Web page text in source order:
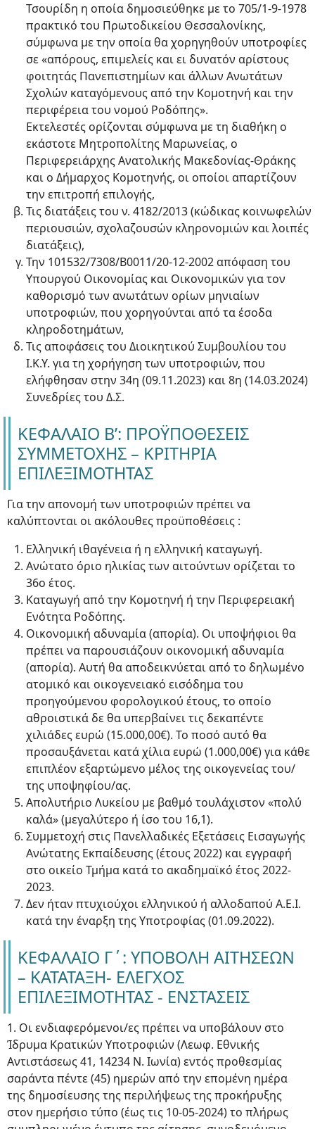
Τσουρίδη η οποία δημοσιεύθηκε με το 705/1-9-1978
πρακτικό του Πρωτοδικείου Θεσσαλονίκης,
σύμφωνα με την οποία θα χορηγηθούν υποτροφίες
σε «απόρους, επιμελείς και ει δυνατόν αρίστους
φοιτητάς Πανεπιστημίων και άλλων Ανωτάτων
Σχολών καταγόμενους από την Κομοτηνή και την
περιφέρεια του νομού Ροδόπης».
Εκτελεστές ορίζονται σύμφωνα με τη διαθήκη ο
εκάστοτε Μητροπολίτης Μαρωνείας, ο
Περιφερειάρχης Ανατολικής Μακεδονίας-Θράκης
και ο Δήμαρχος Κομοτηνής, οι οποίοι απαρτίζουν
την επιτροπή επιλογής,
Τις διατάξεις του ν. 4182/2013 (κώδικας κοινωφελών
περιουσιών, σχολαζουσών κληρονομιών και λοιπές
διατάξεις),
Την 101532/7308/Β0011/20-12-2002 απόφαση του
Υπουργού Οικονομίας και Οικονομικών για τον
καθορισμό των ανωτάτων ορίων μηνιαίων
υποτροφιών, που χορηγούνται από τα έσοδα
κληροδοτημάτων,
Τις αποφάσεις του Διοικητικού Συμβουλίου του
Ι.Κ.Υ. για τη χορήγηση των υποτροφιών, που
ελήφθησαν στην 34η (09.11.2023) και 8η (14.03.2024)
Συνεδρίες του Δ.Σ.
ΚΕΦΑΛΑΙΟ Β’: ΠΡΟΫΠΟΘΕΣΕΙΣ
ΣΥΜΜΕΤΟΧΗΣ – ΚΡΙΤΗΡΙΑ
ΕΠΙΛΕΞΙΜΟΤΗΤΑΣ
Για την απονομή των υποτροφιών πρέπει να
καλύπτονται οι ακόλουθες προϋποθέσεις :
Ελληνική ιθαγένεια ή η ελληνική καταγωγή.
Ανώτατο όριο ηλικίας των αιτούντων ορίζεται το
36ο έτος.
Καταγωγή από την Κομοτηνή ή την Περιφερειακή
Ενότητα Ροδόπης.
Οικονομική αδυναμία (απορία). Οι υποψήφιοι θα
πρέπει να παρουσιάζουν οικονομική αδυναμία
(απορία). Αυτή θα αποδεικνύεται από το δηλωμένο
ατομικό και οικογενειακό εισόδημα του
προηγούμενου φορολογικού έτους, το οποίο
αθροιστικά δε θα υπερβαίνει τις δεκαπέντε
χιλιάδες ευρώ (15.000,00€). Το ποσό αυτό θα
προσαυξάνεται κατά χίλια ευρώ (1.000,00€) για κάθε
επιπλέον εξαρτώμενο μέλος της οικογενείας του/
της υποψηφίου/ας.
Απολυτήριο Λυκείου με βαθμό τουλάχιστον «πολύ
καλά» (μεγαλύτερο ή ίσο του 16,1).
Συμμετοχή στις Πανελλαδικές Εξετάσεις Εισαγωγής
Ανώτατης Εκπαίδευσης (έτους 2022) και εγγραφή
στο οικείο Τμήμα κατά το ακαδημαϊκό έτος 2022-
2023.
Δεν ήταν πτυχιούχοι ελληνικού ή αλλοδαπού Α.Ε.Ι.
κατά την έναρξη της Υποτροφίας (01.09.2022).
ΚΕΦΑΛΑΙΟ Γ΄: ΥΠΟΒΟΛΗ ΑΙΤΗΣΕΩΝ
– ΚΑΤΑΤΑΞΗ- ΕΛΕΓΧΟΣ
ΕΠΙΛΕΞΙΜΟΤΗΤΑΣ - ΕΝΣΤΑΣΕΙΣ
1. Οι ενδιαφερόμενοι/ες πρέπει να υποβάλουν στο
Ίδρυμα Κρατικών Υποτροφιών (Λεωφ. Εθνικής
Αντιστάσεως 41, 14234 Ν. Ιωνία) εντός προθεσμίας
σαράντα πέντε (45) ημερών από την επομένη ημέρα
της δημοσίευσης της περιλήψεως της προκήρυξης
στον ημερήσιο τύπο (έως τις 10-05-2024) το πλήρως